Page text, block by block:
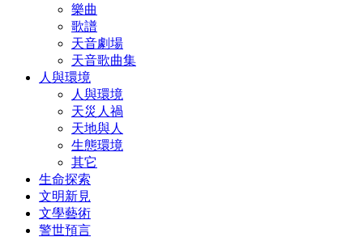
樂曲
歌譜
天音劇場
天音歌曲集
人與環境
人與環境
天災人禍
天地與人
生態環境
其它
生命探索
文明新見
文學藝術
警世預言